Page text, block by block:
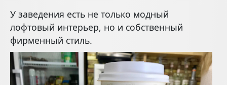
У заведения есть не только модный
лофтовый интерьер, но и собственный
фирменный стиль.